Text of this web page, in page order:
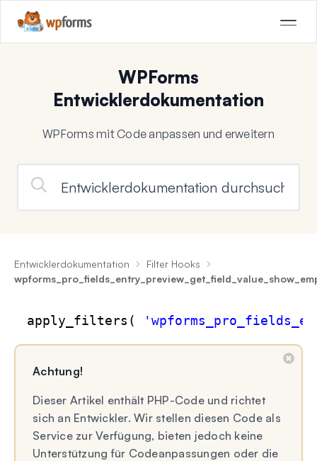
WPForms
Entwicklerdokumentation
WPForms mit Code anpassen und erweitern
Entwicklerdokumentation
Filter Hooks
apply_filters(
Achtung!
Dieser Artikel enthält PHP-Code und richtet
sich an Entwickler. Wir stellen diesen Code als
Service zur Verfügung, bieten jedoch keine
Unterstützung für Codeanpassungen oder die